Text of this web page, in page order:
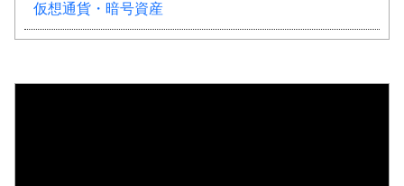
仮想通貨・暗号資産